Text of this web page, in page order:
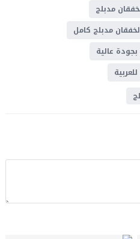
مدبلج
مدبلج كامل
عالية